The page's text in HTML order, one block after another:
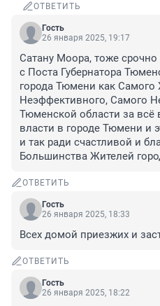
ОТВЕТИТЬ
Гость
26 января 2025, 19:17
Сатану Моора, тоже
с Поста Губернатора
города Тюмени как Самого
Неэффективного, Самого
Тюменской области за всё
власти в городе Тюмени и
и так ради счастливой и
Большинства Жителей
ОТВЕТИТЬ
Гость
26 января 2025, 18:33
Всех домой приезжих и
ОТВЕТИТЬ
Гость
26 января 2025, 18:22